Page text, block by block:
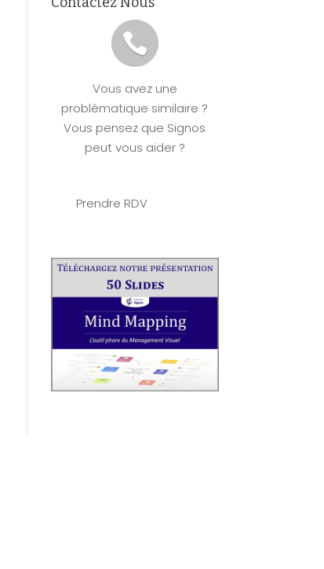
Copilot et
Mind
Vous avez une
problématique similaire ?
Vous pensez que Signos
peut vous aider ?
Prendre RDV